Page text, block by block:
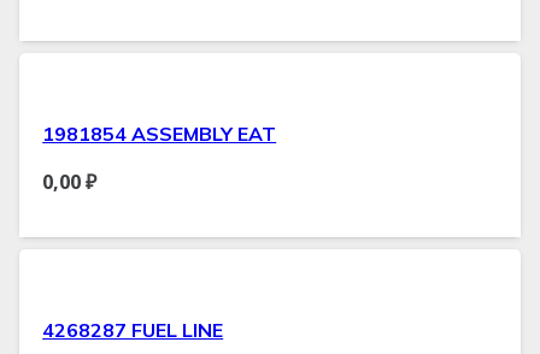
1981854 ASSEMBLY EAT
0,00₽
4268287 FUEL LINE